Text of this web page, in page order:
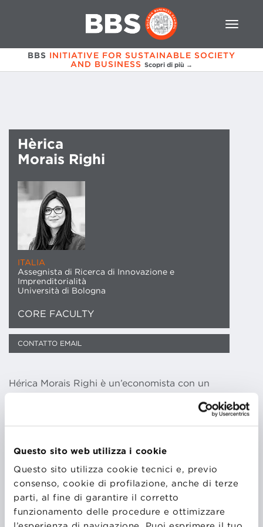
Questo sito web utilizza i cookie
Questo sito utilizza cookie tecnici e, previo
consenso, cookie di profilazione, anche di terze
parti, al fine di garantire il corretto
funzionamento delle procedure e ottimizzare
BBS INITIATIVE FOR SUSTAINABLE SOCIETY
AND BUSINESS Scopri di più →
Hèrica
Morais Righi
ITALIA
Assegnista di Ricerca di Innovazione e
Imprenditorialità
Università di Bologna
CORE FACULTY
CONTATTO EMAIL
Hérica Morais Righi è un’economista con un
presso la Scuola Superiore Sant’Anna (Italia) e un
master in Politica scientifica e tecnologica presso
ricercatrice sull’innovazione e 5 anni come assistente
alla cattedra di Innovazione e Imprenditorialità
presso la Fundaçao Dom Cabral (FDC – una
Business School brasiliana). Presso la FDC ha
sviluppato e implementato processi di innovazione in
diverse aziende (piccole, medie e grandi), ha